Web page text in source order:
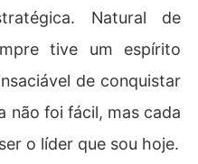
Natural de
tive um espírito
de conquistar
não foi fácil, mas cada
o líder que sou hoje.